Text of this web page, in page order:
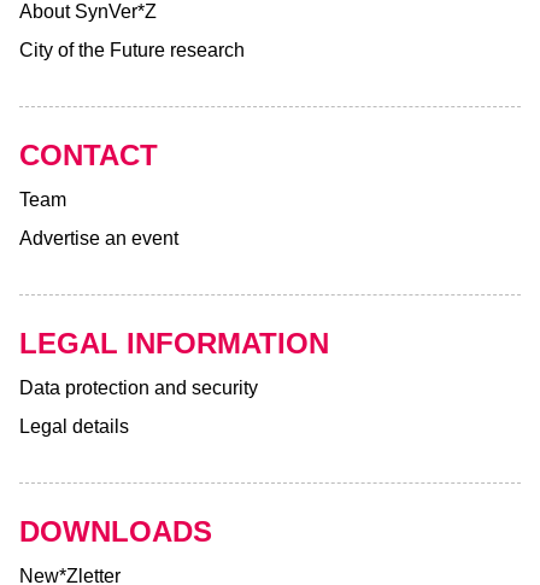
About SynVer*Z
City of the Future research
CONTACT
Team
Advertise an event
LEGAL INFORMATION
Data protection and security
Legal details
DOWNLOADS
New*Zletter